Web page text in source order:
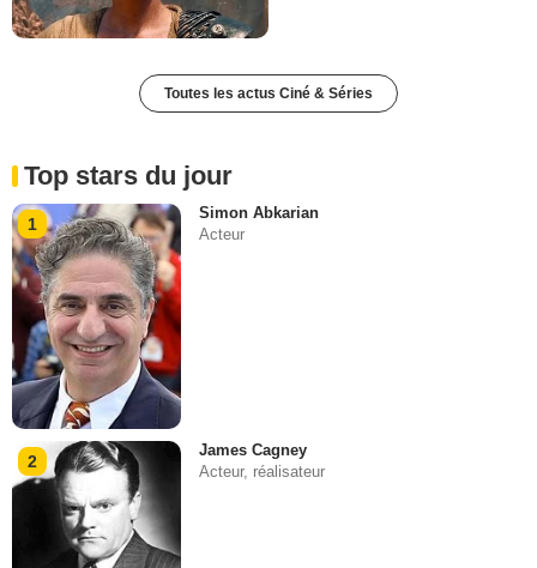
Toutes les actus Ciné & Séries
Top stars du jour
1
Simon Abkarian
Acteur
2
James Cagney
Acteur, réalisateur